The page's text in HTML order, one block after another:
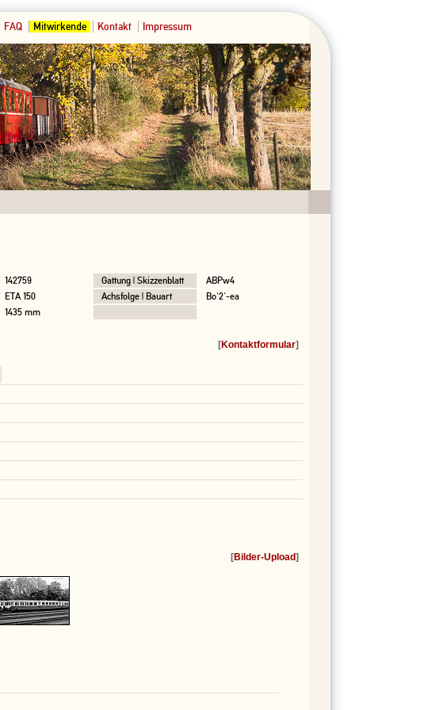
FAQ Mitwirkende Kontakt Impressum
142759 Gattung | Skizzenblatt
ABPw4
ETA 150 Achsfolge | Bauart
Bo'2'-ea
1435 mm
[Kontaktformular]
[Bilder-Upload]